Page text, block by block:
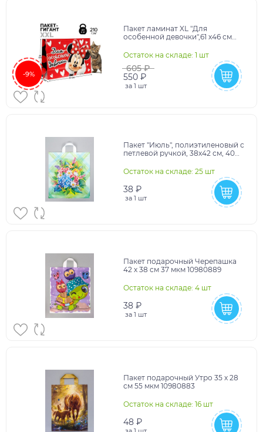
-9%
Пакет ламинат XL "Для
особенной девочки",61 х46 см
Остаток на складе: 1 шт
605 ₽
550 ₽
за 1 шт
Пакет "Июль", полиэтиленовый с
петлевой ручкой, 38х42 см, 40
Остаток на складе: 25 шт
38 ₽
за 1 шт
Пакет подарочный Черепашка
42 х 38 см 37 мкм 10980889
Остаток на складе: 4 шт
38 ₽
за 1 шт
Пакет подарочный Утро 35 х 28
см 55 мкм 10980883
Остаток на складе: 16 шт
48 ₽